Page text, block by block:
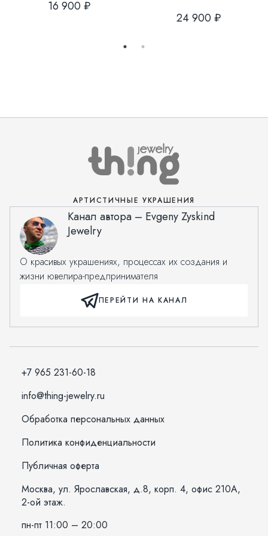
16 900 ₽
24 900 ₽
АРТИСТИЧНЫЕ УКРАШЕНИЯ
ПЕРЕЙТИ НА КАНАЛ
Канал автора – Evgeny Zyskind
Jewelry
О красивых украшениях, процессах их создания и
жизни ювелира-предпринимателя
+7 965 231-60-18
info@thing-jewelry.ru
Обработка персональных данных
Политика конфиденциальности
Публичная оферта
Москва, ул. Ярославская, д.8, корп. 4, офис 210А,
2-ой этаж.
пн-пт 11:00 – 20:00